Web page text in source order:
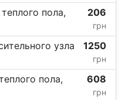
пола,
206
грн
узла
1250
грн
пола,
608
грн